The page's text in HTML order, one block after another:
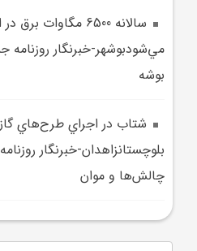
سالانه 6500 مگاوات
مي‌شودبوشهر-خبرنگار روزنامه
بوشه
شتاب در اجراي طرح‌هاي
بلوچستانزاهدان-خبرنگار
چالش‌ها و موان